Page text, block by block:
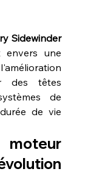
Sidewinder
envers une
des têtes
de
de vie
moteur